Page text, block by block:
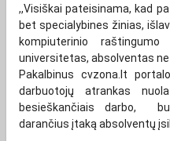
,,Visiškai pateisinama, kad
bet specialybines žinias,
kompiuterinio
universitetas, absolventas ne
Pakalbinus cvzona.lt
darbuotojų atrankas
besieškančiais darbo,
darančius įtaką absolventų